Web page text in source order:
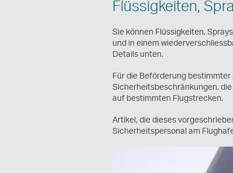
Flüssigkeiten,
Sie können Flüssigkeiten,
und in einem
Details unten.
Für die Beförderung
Sicherheitsbeschränkungen,
auf bestimmten Flugstrecken.
Artikel, die dieses
Sicherheitspersonal am